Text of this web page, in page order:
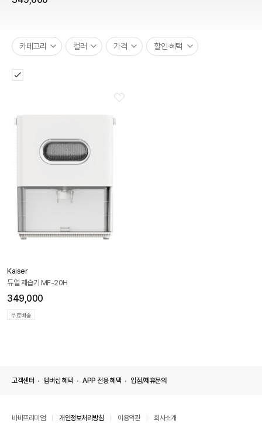
카테고리 컬러 가격 할인·혜택
Kaiser
듀얼 제습기 MF-20H
349,000
무료배송
고객센터 멤버십 혜택 APP 전용 혜택 입점/제휴문의
바바프리미엄 개인정보처리방침 이용약관 회사소개